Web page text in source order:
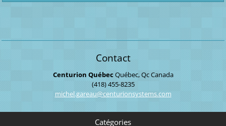
Contact
Centurion QuébecQuébec, QcCanada
(418) 455-8235
michel.gareau@centurionsystems.com
Catégories